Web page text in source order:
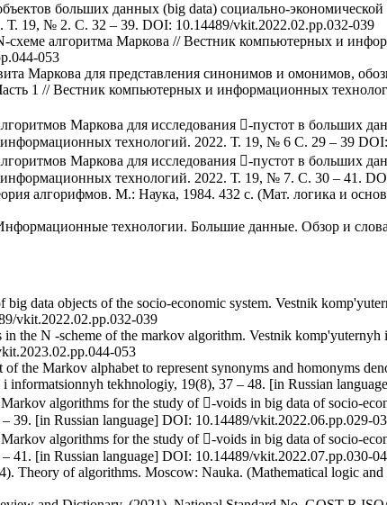
больших данных (big data) социально-
19, № 2. C. 32 – 39. DOI: 10.14489/vkit.2022.02.pp.032-039
алгоритма Маркова // Вестник компьютерных и
053
Маркова для представления синонимов и омонимов,
1 // Вестник компьютерных и информационных
Маркова для исследования -пустот в больших
технологий. 2022. Т. 19, № 6 C. 29 – 39
Маркова для исследования -пустот в больших
технологий. 2022. Т. 19, № 7. C. 30 – 41.
алгорифмов. М.: Наука, 1984. 432 с. (Мат. логика и
технологии. Большие данные. Обзор и
data objects of the socio-economic system. Vestnik
vkit.2022.02.pp.032-039
the N -scheme of the markov algorithm. Vestnik
053
the Markov alphabet to represent synonyms and homonyms
i informatsionnyh tekhnologiy, 19(8), 37 – 48. [in Russian
algorithms for the study of -voids in big data of socio-
39. [in Russian language] DOI: 10.14489/vkit.2022.06.pp.029-
algorithms for the study of -voids in big data of socio-
41. [in Russian language] DOI: 10.14489/vkit.2022.07.pp.030-
Theory of algorithms. Moscow: Nauka. (Mathematical logic and